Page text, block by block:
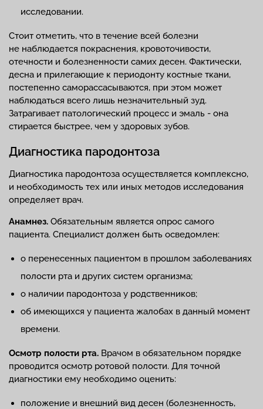
исследовании.
Стоит отметить, что в течение всей болезни
не наблюдается покраснения, кровоточивости,
отечности и болезненности самих десен. Фактически,
десна и прилегающие к периодонту костные ткани,
постепенно саморассасываются, при этом может
наблюдаться всего лишь незначительный зуд.
Затрагивает патологический процесс и эмаль - она
стирается быстрее, чем у здоровых зубов.
Диагностика пародонтоза
Диагностика пародонтоза осуществляется комплексно,
и необходимость тех или иных методов исследования
определяет врач.
Анамнез. Обязательным является опрос самого
пациента. Специалист должен быть осведомлен:
о перенесенных пациентом в прошлом заболеваниях
полости рта и других систем организма;
о наличии пародонтоза у родственников;
об имеющихся у пациента жалобах в данный момент
времени.
Осмотр полости рта. Врачом в обязательном порядке
проводится осмотр ротовой полости. Для точной
диагностики ему необходимо оценить:
положение и внешний вид десен (болезненность,